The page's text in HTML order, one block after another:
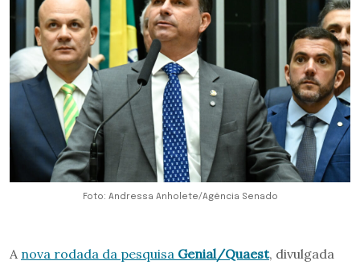
Foto: Andressa Anholete/Agência Senado
A nova rodada da pesquisa Genial/Quaest, divulgada